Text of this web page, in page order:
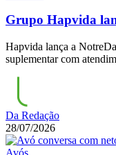
Grupo Hapvida
Hapvida lança a
suplementar com
Da Redação
28/07/2026